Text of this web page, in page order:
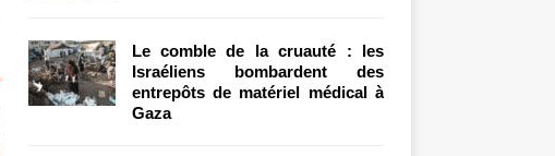
Le comble de la cruauté : les
Israéliens bombardent des
entrepôts de matériel médical à
Gaza